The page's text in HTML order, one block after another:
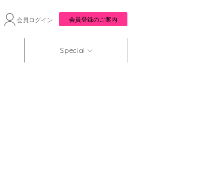
会員ログイン 会員登録のご案内
Special